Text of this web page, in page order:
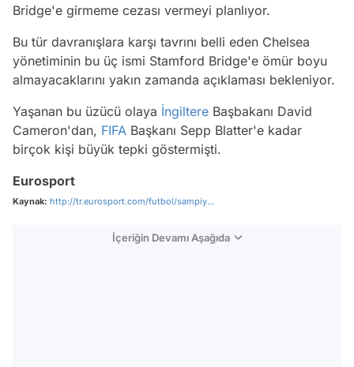
Bridge'e girmeme cezası vermeyi planlıyor.
Bu tür davranışlara karşı tavrını belli eden Chelsea
yönetiminin bu üç ismi Stamford Bridge'e ömür boyu
almayacaklarını yakın zamanda açıklaması bekleniyor.
Yaşanan bu üzücü olaya İngiltere Başbakanı David
Cameron'dan, FIFA Başkanı Sepp Blatter'e kadar
birçok kişi büyük tepki göstermişti.
Eurosport
Kaynak: http://tr.eurosport.com/futbol/sampiy...
İçeriğin Devamı Aşağıda